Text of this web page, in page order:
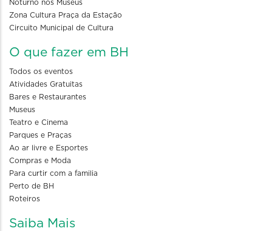
Noturno nos Museus
Zona Cultura Praça da Estação
Circuito Municipal de Cultura
O que fazer em BH
Todos os eventos
Atividades Gratuitas
Bares e Restaurantes
Museus
Teatro e Cinema
Parques e Praças
Ao ar livre e Esportes
Compras e Moda
Para curtir com a familia
Perto de BH
Roteiros
Saiba Mais